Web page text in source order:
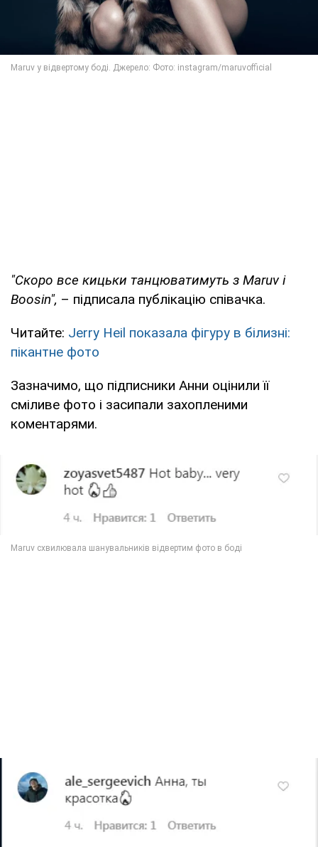
"Скоро все кицьки танцюватимуть з Maruv і
Boosin", – підписала публікацію співачка.
Читайте: Jerry Heil показала фігуру в білизні:
пікантне фото
Зазначимо, що підписники Анни оцінили її
сміливе фото і засипали захопленими
коментарями.